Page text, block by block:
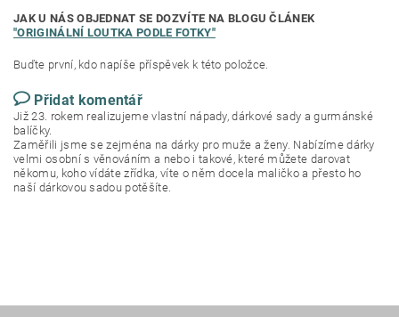
JAK U NÁS OBJEDNAT SE DOZVÍTE NA BLOGU ČLÁNEK
"ORIGINÁLNÍ LOUTKA PODLE FOTKY"
Buďte první, kdo napíše příspěvek k této položce.
Přidat komentář
Již 23. rokem realizujeme vlastní nápady, dárkové sady a gurmánské
balíčky.
Zaměřili jsme se zejména na dárky pro muže a ženy. Nabízíme dárky
velmi osobní s věnováním a nebo i takové, které můžete darovat
někomu, koho vídáte zřídka, víte o něm docela maličko a přesto ho
naší dárkovou sadou potěšíte.